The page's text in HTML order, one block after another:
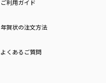
ご利用ガイド
年賀状の注文方法
よくあるご質問